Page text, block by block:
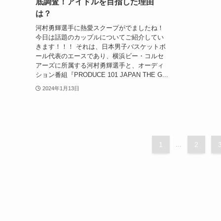
底調査！アイドルを目指した理由
は？
河村勇輝選手に熱愛スクープがでましたね！
今日は話題のカップルについてご紹介してい
きます！！！ それは、日本男子バスケットボ
ール代表のエースであり、横浜ビー・コルセ
アーズに所属する河村勇輝選手と、オーディ
ション番組『PRODUCE 101 JAPAN THE G...
2024年1月13日
1 2 3